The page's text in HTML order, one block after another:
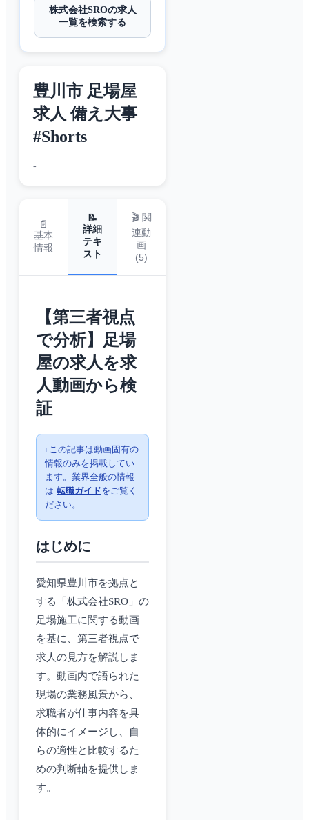
株式会社SROの求人
一覧を検索する
豊川市 足場屋
求人 備え大事
#Shorts
-
📄
基本
情報
📝
詳細
テキ
スト
🎬 関
連動
画
(5)
【第三者視点
で分析】足場
屋の求人を求
人動画から検
証
ℹ️ この記事は動画固有の
情報のみを掲載してい
ます。業界全般の情報
は 転職ガイドをご覧く
ださい。
はじめに
愛知県豊川市を拠点と
する「株式会社SRO」の
足場施工に関する動画
を基に、第三者視点で
求人の見方を解説しま
す。動画内で語られた
現場の業務風景から、
求職者が仕事内容を具
体的にイメージし、自
らの適性と比較するた
めの判断軸を提供しま
す。